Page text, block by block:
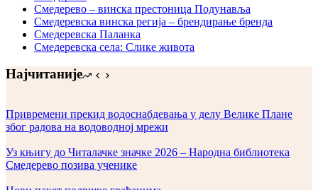
Смедерево – винска престоница Подунавља
Смедеревска винска регија – брендирање бренда
Смедеревска Паланка
Смедеревска села: Слике живота
Најчитаније
Привремени прекид водоснабдевања у делу Велике Плане
због радова на водоводној мрежи
Уз књигу до Читалачке значке 2026 – Народна библиотека
Смедерево позива ученике